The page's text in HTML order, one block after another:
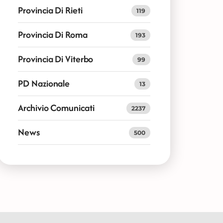
Provincia Di Rieti 119
Provincia Di Roma 193
Provincia Di Viterbo 99
PD Nazionale 13
Archivio Comunicati 2237
News 500